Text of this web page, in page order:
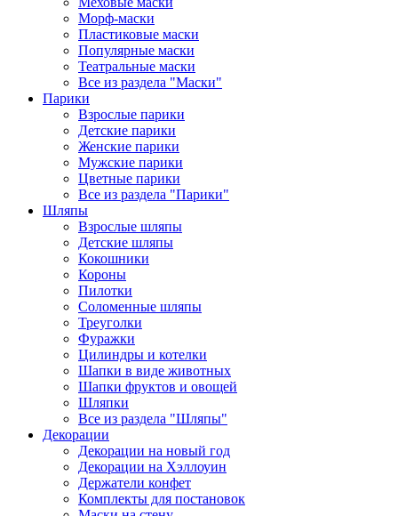
Морф-маски
Пластиковые маски
Популярные маски
Театральные маски
Все из раздела "Маски"
Парики
Взрослые парики
Детские парики
Женские парики
Мужские парики
Цветные парики
Все из раздела "Парики"
Шляпы
Взрослые шляпы
Детские шляпы
Кокошники
Короны
Пилотки
Соломенные шляпы
Треуголки
Фуражки
Цилиндры и котелки
Шапки в виде животных
Шапки фруктов и овощей
Шляпки
Все из раздела "Шляпы"
Декорации
Декорации на новый год
Декорации на Хэллоуин
Держатели конфет
Комплекты для постановок